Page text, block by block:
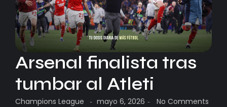
Arsenal finalista tras
tumbar al Atleti
Champions League - mayo 6, 2026 - No Comments